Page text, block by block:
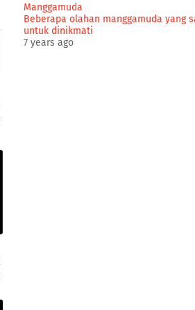
Manggamuda
Beberapa olahan manggamuda yang
untuk dinikmati
7 years ago